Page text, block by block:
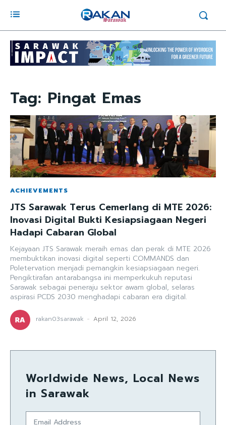
Tag: Pingat Emas
ACHIEVEMENTS
JTS Sarawak Terus Cemerlang di MTE 2026:
Inovasi Digital Bukti Kesiapsiagaan Negeri
Hadapi Cabaran Global
Kejayaan JTS Sarawak meraih emas dan perak di MTE 2026
membuktikan inovasi digital seperti COMMANDS dan
Poletervation menjadi pemangkin kesiapsiagaan negeri.
Pengiktirafan antarabangsa ini memperkukuh reputasi
Sarawak sebagai peneraju sektor awam global, selaras
aspirasi PCDS 2030 menghadapi cabaran era digital.
rakan03sarawak - April 12, 2026
Worldwide News, Local News
in Sarawak